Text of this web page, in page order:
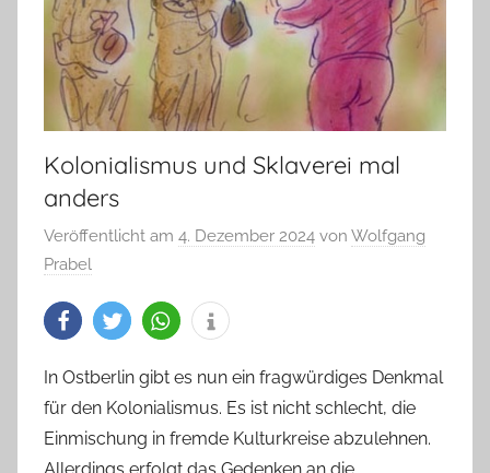
Kolonialismus und Sklaverei mal
anders
Veröffentlicht am 4. Dezember 2024 von Wolfgang
Prabel
In Ostberlin gibt es nun ein fragwürdiges Denkmal
für den Kolonialismus. Es ist nicht schlecht, die
Einmischung in fremde Kulturkreise abzulehnen.